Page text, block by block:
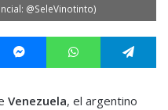
@SeleVinotinto)
MessengerWhatsApp
Venezuela, el argentino